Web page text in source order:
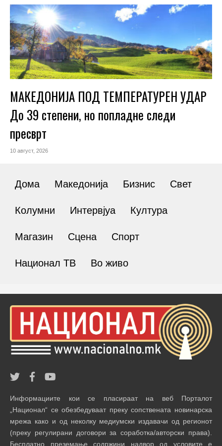
МАКЕДОНИЈА ПОД ТЕМПЕРАТУРЕН УДАР
До 39 степени, но попладне следи
пресврт
10 август, 2026
Дома Македонија Бизнис Свет
Колумни Интервјуа Култура
Магазин Сцена Спорт
Национал ТВ Во живо
Информациите кои се пласираат на веб Порталот
„Национал“ се обезбедуваат преку сопствената новинарска
мрежа како и од неколку медиумски издавачи од регионот
(преку регулирани договори за соработка/авторски права).
Бесплатно преземање содржини надвор од условите е